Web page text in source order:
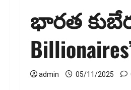
భారత
admin 05/11/2025